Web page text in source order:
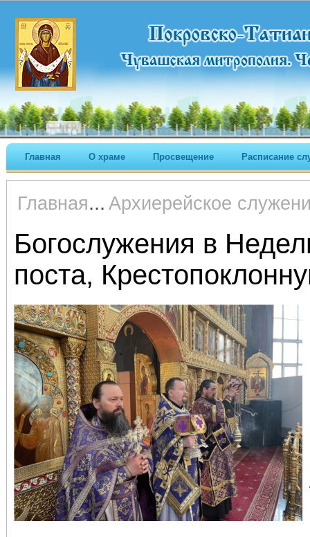
Главная О храме Просвещение Расписание
Главная... Архиерейское
Богослужения в
поста,